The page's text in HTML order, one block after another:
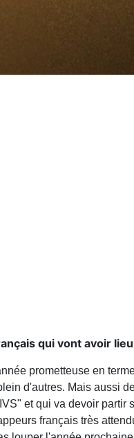
qui vont avoir
prometteuse en
d'autres. Mais aussi
et qui va devoir
français très